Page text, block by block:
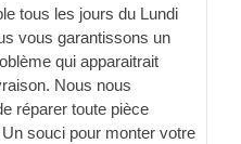
tous les jours du Lundi
vous garantissons un
qui apparaitrait
Nous nous
réparer toute pièce
souci pour monter votre